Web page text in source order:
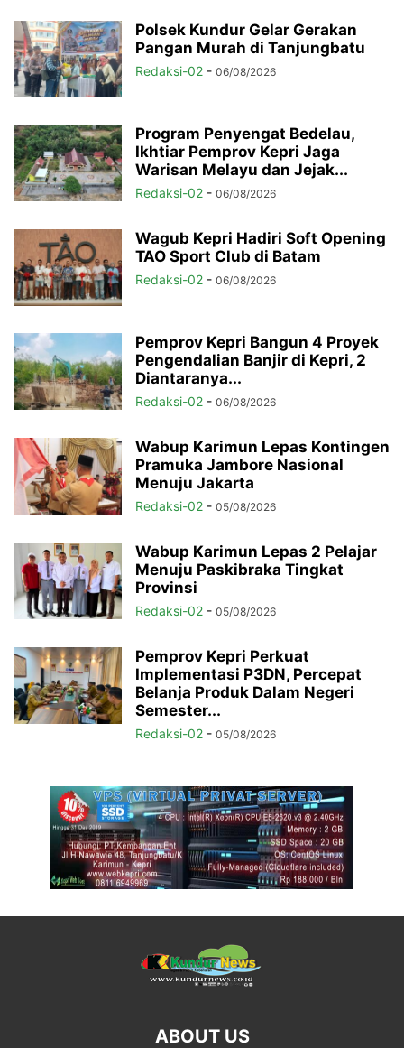
Polsek Kundur Gelar Gerakan
Pangan Murah di Tanjungbatu
Redaksi-02 - 06/08/2026
Program Penyengat Bedelau,
Ikhtiar Pemprov Kepri Jaga
Warisan Melayu dan Jejak...
Redaksi-02 - 06/08/2026
Wagub Kepri Hadiri Soft Opening
TAO Sport Club di Batam
Redaksi-02 - 06/08/2026
Pemprov Kepri Bangun 4 Proyek
Pengendalian Banjir di Kepri, 2
Diantaranya...
Redaksi-02 - 06/08/2026
Wabup Karimun Lepas Kontingen
Pramuka Jambore Nasional
Menuju Jakarta
Redaksi-02 - 05/08/2026
Wabup Karimun Lepas 2 Pelajar
Menuju Paskibraka Tingkat
Provinsi
Redaksi-02 - 05/08/2026
Pemprov Kepri Perkuat
Implementasi P3DN, Percepat
Belanja Produk Dalam Negeri
Semester...
Redaksi-02 - 05/08/2026
ABOUT US